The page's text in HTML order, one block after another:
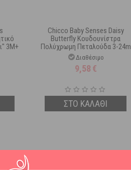
3Μ+
Chicco Baby Senses Daisy
Butterfly Κουδουνίστρα
Πολύχρωμη Πεταλούδα 3-24m
Διαθέσιμο
9,58 €
ΣΤΟ ΚΑΛΑΘΙ